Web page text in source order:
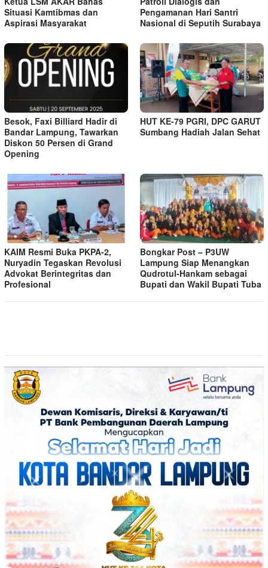
Situasi Kamtibmas dan
Aspirasi Masyarakat
Pengamanan Hari Santri
Nasional di Seputih Surabaya
Besok, Faxi Billiard Hadir di
Bandar Lampung, Tawarkan
Diskon 50 Persen di Grand
Opening
HUT KE-79 PGRI, DPC GARUT
Sumbang Hadiah Jalan Sehat
KAIM Resmi Buka PKPA-2,
Nuryadin Tegaskan Revolusi
Advokat Berintegritas dan
Profesional
Bongkar Post – P3UW
Lampung Siap Menangkan
Qudrotul-Hankam sebagai
Bupati dan Wakil Bupati Tuba